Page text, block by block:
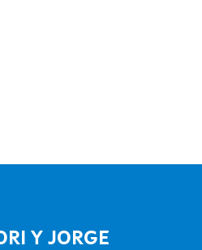
Y JORGE